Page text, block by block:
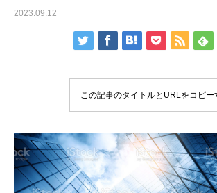
2023.09.12
この記事のタイトルとURLをコピー